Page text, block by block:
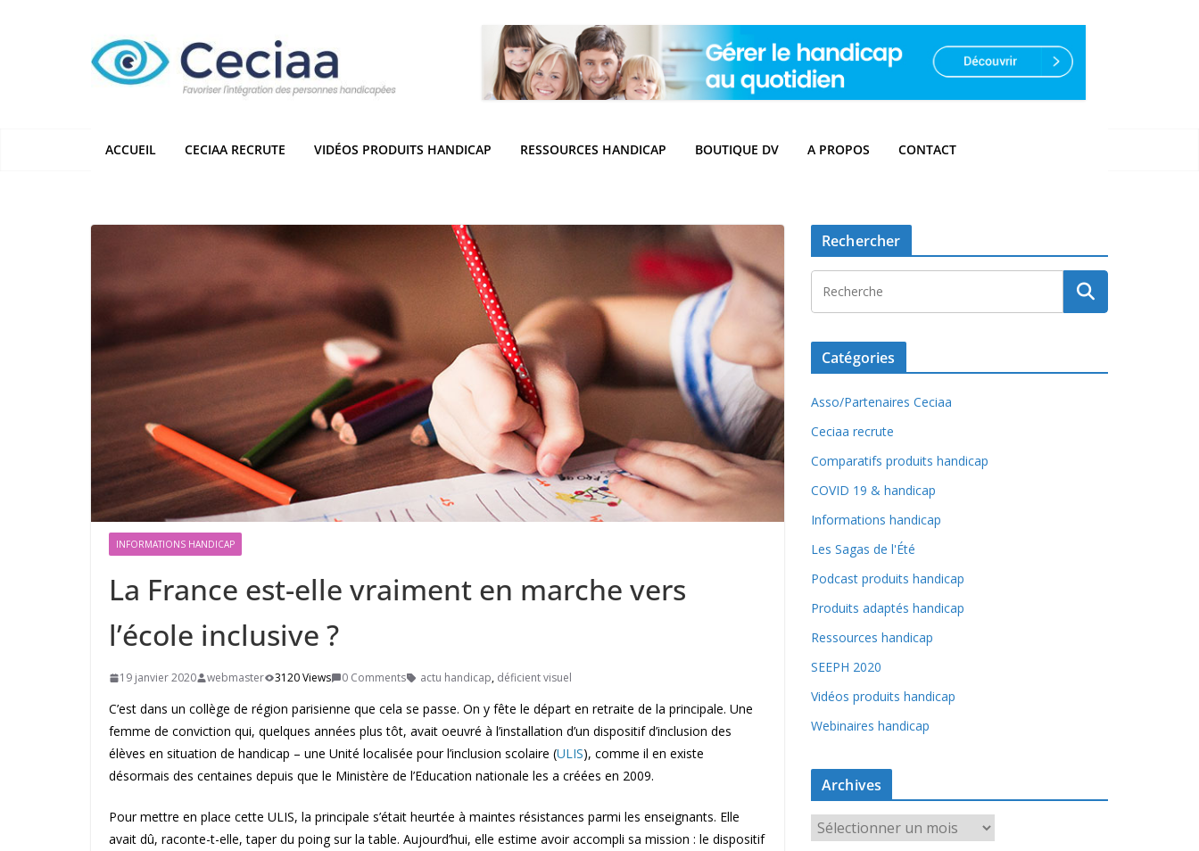
ACCUEIL CECIAA RECRUTE VIDÉOS PRODUITS HANDICAP RESSOURCES HANDICAP BOUTIQUE DV A PROPOS CONTACT
INFORMATIONS HANDICAP
La France est-elle vraiment en marche vers
l’école inclusive ?
19 janvier 2020 webmaster 3120 Views 0 Comments actu handicap, déficient visuel
C’est dans un collège de région parisienne que cela se passe. On y fête le départ en retraite de la principale. Une
femme de conviction qui, quelques années plus tôt, avait oeuvré à l’installation d’un dispositif d’inclusion des
élèves en situation de handicap – une Unité localisée pour l’inclusion scolaire (ULIS), comme il en existe
désormais des centaines depuis que le Ministère de l’Education nationale les a créées en 2009.
Pour mettre en place cette ULIS, la principale s’était heurtée à maintes résistances parmi les enseignants. Elle
avait dû, raconte-t-elle, taper du poing sur la table. Aujourd’hui, elle estime avoir accompli sa mission : le dispositif
Rechercher
Catégories
Asso/Partenaires Ceciaa
Ceciaa recrute
Comparatifs produits handicap
COVID 19 & handicap
Informations handicap
Les Sagas de l'Été
Podcast produits handicap
Produits adaptés handicap
Ressources handicap
SEEPH 2020
Vidéos produits handicap
Webinaires handicap
Archives
r